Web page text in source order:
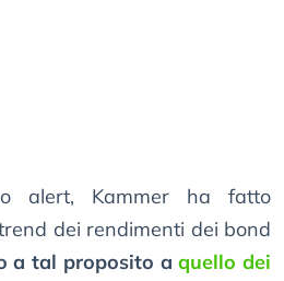
alert, Kammer ha fatto
dei rendimenti dei bond
a tal proposito aquello dei